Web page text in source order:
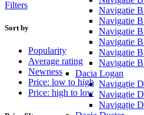
Navigatie
Navigatie
Navigatie
Navigatie
Navigatie
Navigatie
Dacia Logan
Navigație
Navigație
Navigație
Filters
Sort by
Popularity
Average rating
Newness
Price: low to high
Price: high to low